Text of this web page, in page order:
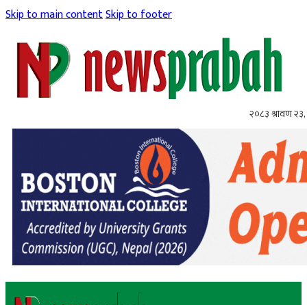
Skip to main contentSkip to footer
२०८३ श्रावण २३,